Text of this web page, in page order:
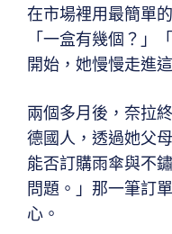
在市場裡用最簡單
「一盒有幾個？」
開始，她慢慢走進
兩個多月後，奈拉
德國人，透過她父
能否訂購雨傘與不
問題。」那一筆訂
心。